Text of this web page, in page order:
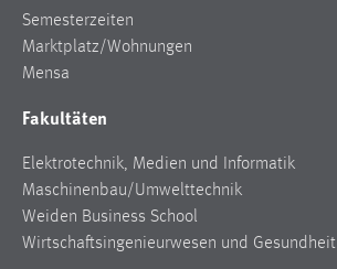
Semesterzeiten
Marktplatz/Wohnungen
Mensa
Fakultäten
Elektrotechnik, Medien und Informatik
Maschinenbau/Umwelttechnik
Weiden Business School
Wirtschaftsingenieurwesen und Gesundheit